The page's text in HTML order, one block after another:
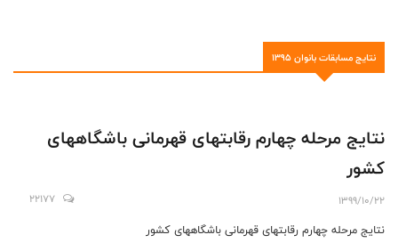
-
-
نتایج مسابقات بانوان 1395
نتایج مرحله چهارم رقابتهای قهرمانی باشگاههای
کشور
1399/10/22
22177
نتایج مرحله چهارم رقابتهای قهرمانی باشگاههای کشور